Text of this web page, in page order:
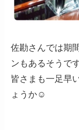
佐勘さんでは期
ンもあるそうです
皆さまも一足早
ょうか☺